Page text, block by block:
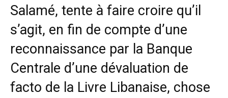
Salamé, tente à faire croire qu’il
s’agit, en fin de compte d’une
reconnaissance par la Banque
Centrale d’une dévaluation de
facto de la Livre Libanaise, chose